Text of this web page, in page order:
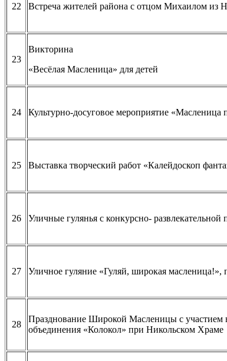
22 Встреча жителей района с отцом Михаилом из
23
Викторина
«Весёлая Масленица» для детей
24 Культурно-досуговое мероприятие «Масленица
25 Выставка творческий работ «Калейдоскоп
26 Уличные гулянья с конкурсно-
27 Уличное гуляние «Гуляй, широкая
28
Празднование Широкой Масленицы с участием
объединения «Колокол» при Никольском Храме